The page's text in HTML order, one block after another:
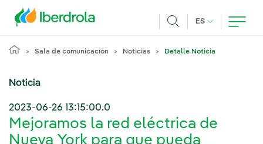
ES IDIOMA
Sala de comunicación Noticias Detalle Noticia
Noticia
2023-06-26 13:15:00.0
Mejoramos la red eléctrica de
Nueva York para que pueda